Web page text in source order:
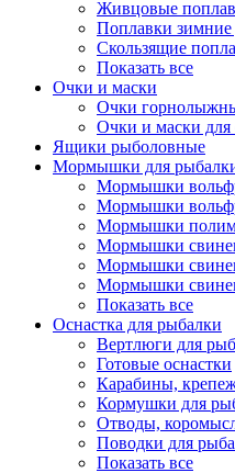
Живцовые
Поплавки зимние
Скользящие
Показать все
Очки и маски
Очки
Очки и маски для
Ящики рыболовные
Мормышки для
Мормышки
Мормышки
Мормышки
Мормышки
Мормышки
Мормышки
Показать все
Оснастка для рыбалки
Вертлюги для
Готовые оснастки
Карабины,
Кормушки для
Отводы,
Поводки для
Показать все